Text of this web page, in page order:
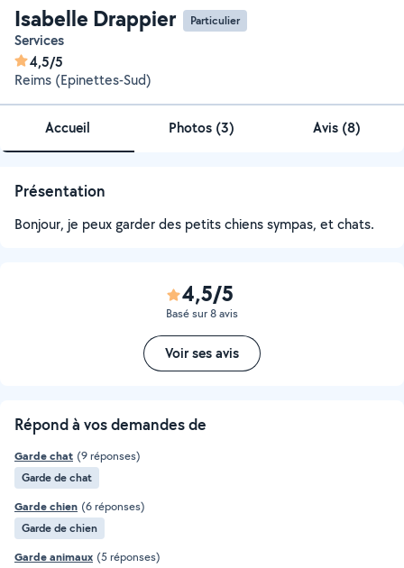
Isabelle Drappier Particulier
Services
4,5/5
Reims (Epinettes-Sud)
Accueil Photos (3) Avis (8)
Présentation
Bonjour, je peux garder des petits chiens sympas, et chats.
4,5/5
Basé sur 8 avis
Voir ses avis
Répond à vos demandes de
Garde chat (9 réponses)
Garde de chat
Garde chien (6 réponses)
Garde de chien
Garde animaux (5 réponses)